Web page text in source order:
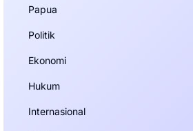
Papua
Politik
Ekonomi
Hukum
Internasional